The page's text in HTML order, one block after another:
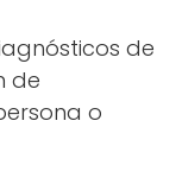
de
de
o